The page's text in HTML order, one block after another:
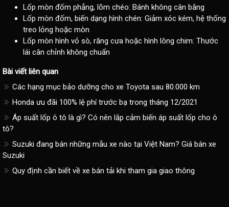
Lốp mòn đốm phẳng, lõm chéo: Bánh không cân bằng
Lốp mòn đốm, biến dạng hình chén: Giảm xóc kém, hệ thống
treo lỏng hoặc mòn
Lốp mòn hình vỏ sò, răng cưa hoặc hình lông chim: Thước
lái cân chỉnh không chuẩn
Bài viết liên quan
Các hạng mục bảo dưỡng cho xe Toyota sau 80.000 km
Honda ưu đãi 100% lệ phí trước bạ trong tháng 12/2021
Áp suất lốp ô tô là gì? Có nên lắp cảm biến áp suất lốp cho ô
tô?
Suzuki đang bán những mẫu xe nào tại Việt Nam? Giá bán xe
Suzuki
Quy định cần biết về xe bán tải khi tham gia giao thông